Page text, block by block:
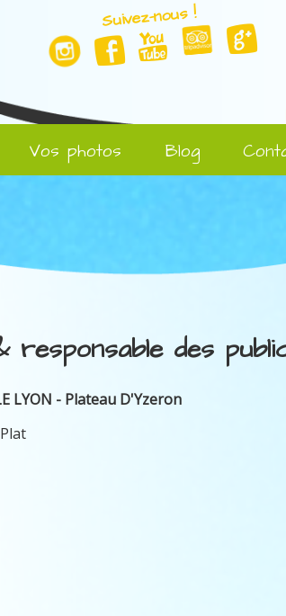
Suivez-nous !
Vos photos Blog
responsable des
LYON - Plateau D'Yzeron